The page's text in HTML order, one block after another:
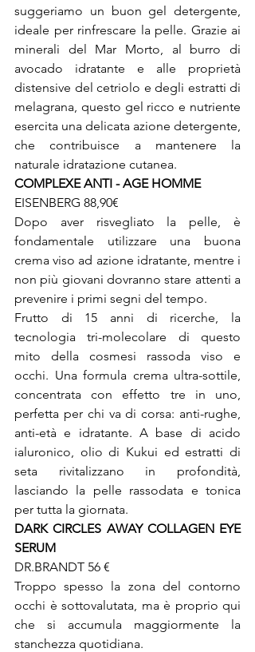
suggeriamo un buon gel detergente,
ideale per rinfrescare la pelle. Grazie ai
minerali del Mar Morto, al burro di
avocado idratante e alle proprietà
distensive del cetriolo e degli estratti di
melagrana, questo gel ricco e nutriente
esercita una delicata azione detergente,
che contribuisce a mantenere la
naturale idratazione cutanea.
COMPLEXE ANTI - AGE HOMME
EISENBERG 88,90€
Dopo aver risvegliato la pelle, è
fondamentale utilizzare una buona
crema viso ad azione idratante, mentre i
non più giovani dovranno stare attenti a
prevenire i primi segni del tempo.
Frutto di 15 anni di ricerche, la
tecnologia tri-molecolare di questo
mito della cosmesi rassoda viso e
occhi. Una formula crema ultra-sottile,
concentrata con effetto tre in uno,
perfetta per chi va di corsa: anti-rughe,
anti-età e idratante. A base di acido
ialuronico, olio di Kukui ed estratti di
seta rivitalizzano in profondità,
lasciando la pelle rassodata e tonica
per tutta la giornata.
DARK CIRCLES AWAY COLLAGEN EYE
SERUM
DR.BRANDT 56 €
Troppo spesso la zona del contorno
occhi è sottovalutata, ma è proprio qui
che si accumula maggiormente la
stanchezza quotidiana.